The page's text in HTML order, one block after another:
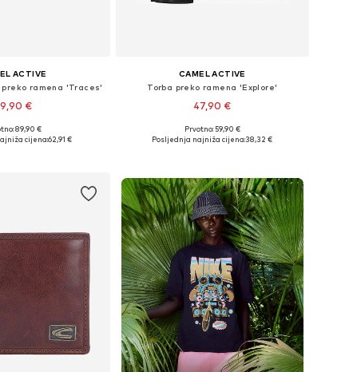
ACTIVE
ramena 'Traces'
€
One Size
89,90 €
cijena:62,91 €
CAMEL ACTIVE
Torba preko ramena 'Explore'
47,90 €
Dostupne veličine: One Size
Prvotno: 59,90 €
Posljednja najniža cijena:38,32 €